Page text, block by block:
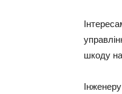
шкоду